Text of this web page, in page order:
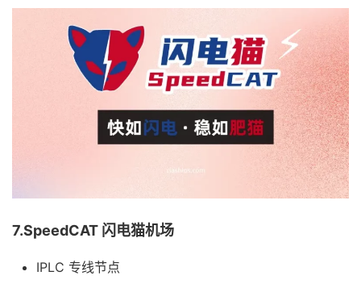
7.SpeedCAT 闪电猫机场
IPLC 专线节点